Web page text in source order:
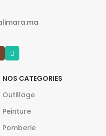
NOS CATEGORIES
Outillage
Peinture
Pomberie